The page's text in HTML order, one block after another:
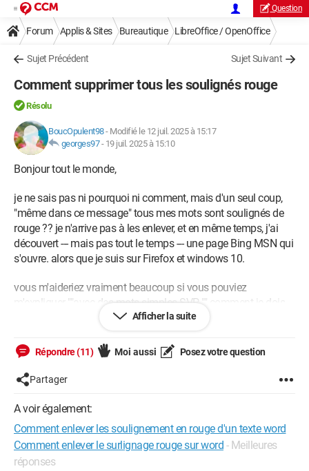
Question
Forum Applis & Sites Bureautique LibreOffice / OpenOffice
Sujet Précédent Sujet Suivant
Comment supprimer tous les soulignés rouge
Résolu
BoucOpulent98- Modifié le 12 juil. 2025 à 15:17
georges97- 19 juil. 2025 à 15:10
Bonjour tout le monde,
je ne sais pas ni pourquoi ni comment, mais d'un seul coup,
"même dans ce message" tous mes mots sont soulignés de
rouge ?? je n'arrive pas à les enlever, et en même temps, j'ai
découvert --- mais pas tout le temps --- une page Bing MSN qui
s'ouvre. alors que je suis sur Firefox et windows 10.
vous m'aideriez vraiment beaucoup si vous pouviez
m'expliquer ""avec des mots simples SVP "" comment je dois
faire pour supprimer tout ça. Ya aussi ce EDGE qui est apparu
J'ai probablement dû faire qq chose de mal et ça a tout fichu
par terre. au départ je cherchais à modifier un PDF avec libre
pages différentes, et rien à faire je ne trouve pas comment
faire.
Mille mercis à vous pour votre aide.
Afficher la suite
Répondre (11) Moi aussi Posez votre question
Partager
A voir également:
Comment enlever les soulignement en rouge d'un texte word
Comment enlever le surlignage rouge sur word - Meilleures
réponses